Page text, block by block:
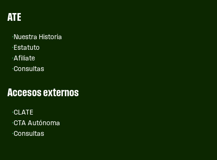
ATE
Nuestra Historia
Estatuto
Afiliate
Consultas
Accesos externos
CLATE
CTA Autónoma
Consultas